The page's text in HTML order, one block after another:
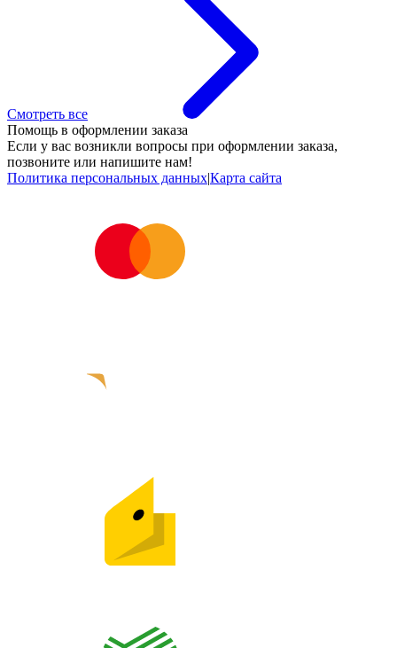
Смотреть все
Помощь в оформлении заказа
Если у вас возникли вопросы при оформлении заказа,
позвоните или напишите нам!
Политика персональных данных|Карта сайта